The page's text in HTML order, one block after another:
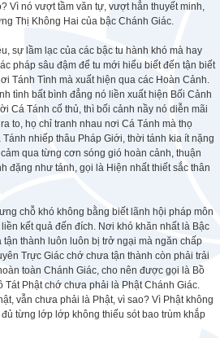
Vì nó vượt tầm văn tự, vượt hẳn thuyết minh,
Thị Không Hai của bậc Chánh Giác.
sự lầm lạc của các bậc tu hành khó mà hay
pháp sâu đậm để tu mới hiểu biết đến tận biết
Tánh Tình mà xuất hiện qua các Hoàn Cảnh.
tình bất bình đẳng nó liền xuất hiện Bối Cảnh
Cá Tánh cố thủ, thì bối cảnh nầy nó diễn mãi
to, họ chỉ tranh nhau nơi Cá Tánh mà thọ
nhiếp thâu Pháp Giới, thời tánh kia ít nặng
qua từng cơn sóng gió hoàn cảnh, thuận
đặng như tánh, gọi là Hiện nhất thiết sắc thân
chỗ khó không bằng biết lãnh hội pháp môn
kết quả đến đích. Nơi khó khăn nhất là Bậc
thành luôn luôn bị trở ngại mà ngăn chấp
Trực Giác chớ chưa tận thành còn phải trải
toàn Chánh Giác, cho nên được gọi là Bồ
Tát Phật chớ chưa phải là Phật Chánh Giác.
vẫn chưa phải là Phật, vì sao? Vì Phật không
từng lớp lớp không thiếu sót bao trùm khắp